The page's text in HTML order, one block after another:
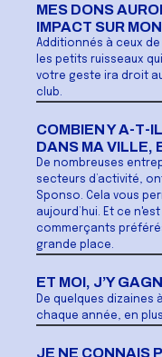
MES DONS
IMPACT SUR
Additionnés à ceux
les petits ruisseaux
votre geste ira droit
club.
COMBIEN Y A-T-
DANS MA VILLE,
De nombreuses
secteurs d’activité,
Sponso. Cela vous
aujourd’hui. Et ce
commerçants
grande place.
ET MOI, J’Y
De quelques dizaines
chaque année, en
JE NE CONNAIS